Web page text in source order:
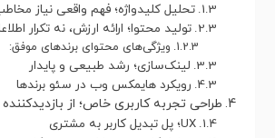
تحلیل کلیدواژه؛ فهم واقعی نیاز
تولید محتوا؛ ارائه ارزش، نه تکرار
ویژگی‌های محتوای برندهای موفق:
لینک‌سازی؛ رشد طبیعی و پایدار
رویکرد هایمکس وب در سئو برندها
طراحی تجربه کاربری خاص؛ از
UX؛ پل تبدیل کاربر به مشتری